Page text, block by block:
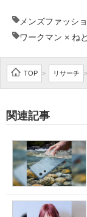
メンズファッシ
ワークマン × ね
TOP > リサーチ >
関連記事